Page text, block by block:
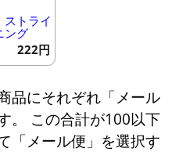
ストライ
ング
222円
品にそれぞれ「メール
。 この合計が100以下
「メール便」を選択す